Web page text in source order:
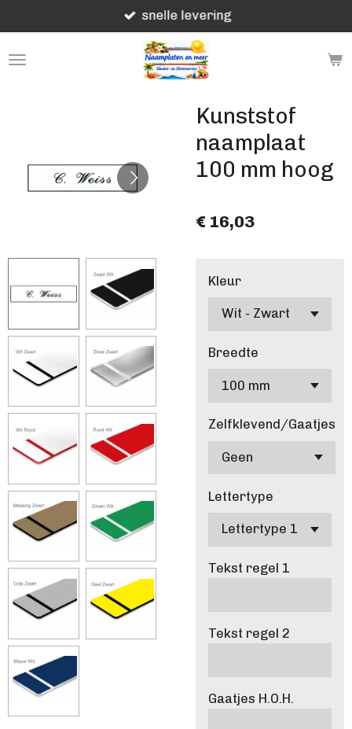
direct
naar
snelle levering
Kunststof
naamplaat
100 mm hoog
€ 16,03
Kleur
Breedte
Zelfklevend/Gaatjes
Lettertype
Tekst regel 1
Tekst regel 2
Gaatjes H.O.H.